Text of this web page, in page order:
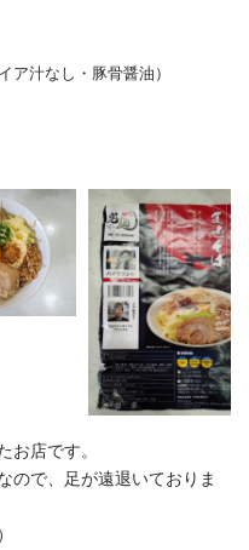
ア汁なし・豚骨醤油）
お店です。
ので、足が遠退いておりま